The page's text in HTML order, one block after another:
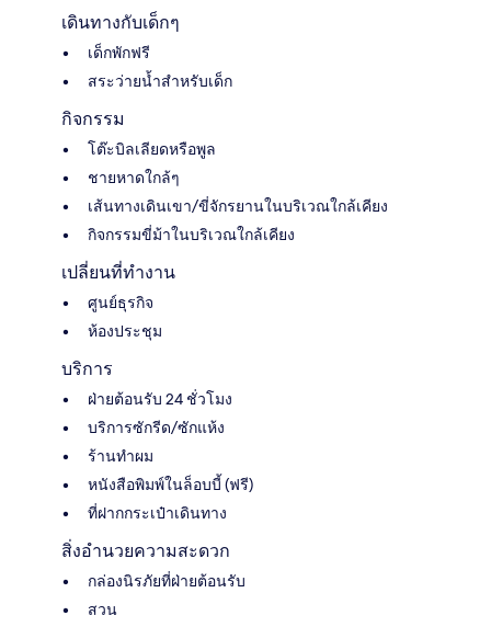
เดินทางกับเด็กๆ
เด็กพักฟรี
สระว่ายน้ำสำหรับเด็ก
กิจกรรม
โต๊ะบิลเลียดหรือพูล
ชายหาดใกล้ๆ
เส้นทางเดินเขา/ขี่จักรยานในบริเวณใกล้เคียง
กิจกรรมขี่ม้าในบริเวณใกล้เคียง
เปลี่ยนที่ทำงาน
ศูนย์ธุรกิจ
ห้องประชุม
บริการ
ฝ่ายต้อนรับ 24 ชั่วโมง
บริการซักรีด/ซักแห้ง
ร้านทำผม
หนังสือพิมพ์ในล็อบบี้ (ฟรี)
ที่ฝากกระเป๋าเดินทาง
สิ่งอำนวยความสะดวก
กล่องนิรภัยที่ฝ่ายต้อนรับ
สวน